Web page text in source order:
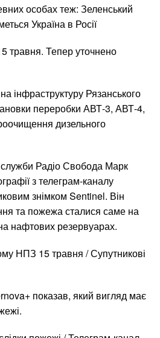
особах теж: Зеленський
Україна в Росії
травня. Тепер уточнено
інфраструктуру Рязанського
переробки АВТ-3, АВТ-4,
дизельного
служби Радіо Свобода Марк
з телеграм-каналу
знімком Sentinel. Він
та пожежа сталися саме на
нафтових резервуарах.
НПЗ 15 травня / Супутникові
показав, який вигляд має